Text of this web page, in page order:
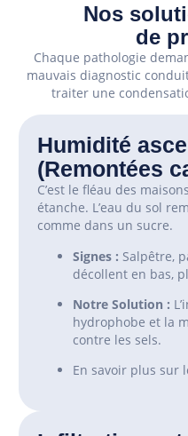
Nos
de
Chaque pathologie
mauvais diagnostic
traiter une
Humidité
(Remontées
C’est le fléau des
étanche. L’eau du sol
comme dans un sucre.
Signes : Salpêtre,
décollent en bas,
Notre Solution :
hydrophobe et la
contre les sels.
En savoir plus sur